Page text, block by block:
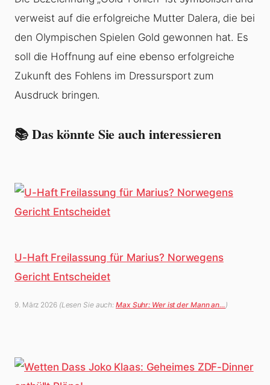
verweist auf die erfolgreiche Mutter Dalera, die bei
den Olympischen Spielen Gold gewonnen hat. Es
soll die Hoffnung auf eine ebenso erfolgreiche
Zukunft des Fohlens im Dressursport zum
Ausdruck bringen.
📚 Das könnte Sie auch interessieren
U-Haft Freilassung für Marius? Norwegens
Gericht Entscheidet
9. März 2026 (Lesen Sie auch:Max Suhr: Wer ist der Mann an…)